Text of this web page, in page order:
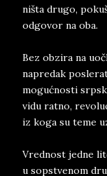
ništa drugo,
odgovor na oba.
Bez obzira na
napredak
mogućnosti
vidu ratno,
iz koga su teme
Vrednost jedne
u sopstvenom